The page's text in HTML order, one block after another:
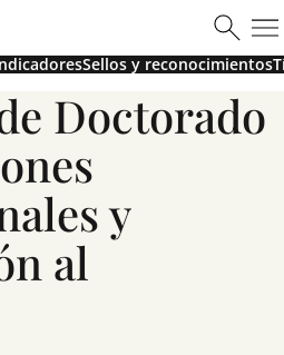
Sellos y reconocimientos
Doctorado
y
al